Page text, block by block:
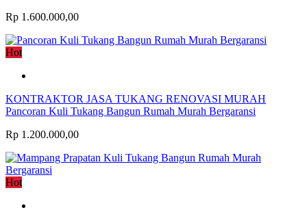
Rp 1.600.000,00
Hot
KONTRAKTOR JASA TUKANG RENOVASI MURAH
Pancoran Kuli Tukang Bangun Rumah Murah Bergaransi
Rp 1.200.000,00
Hot